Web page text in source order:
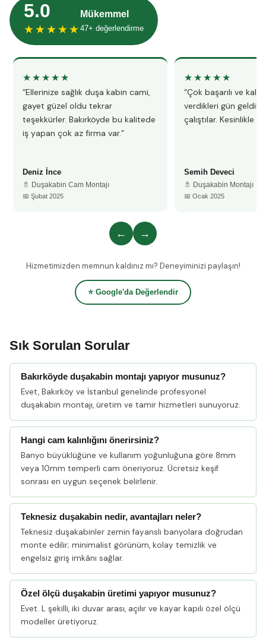
5.0
★★★★★
Mükemmel
47+ değerlendirme
★★★★★
“Ellerinize sağlık duşa kabin cami,
gayet güzel oldu tekrar
teşekkürler. Bakırköyde bu kalitede
iş yapan çok az firma var.”
Deniz İnce
🚿 Duşakabin Cam Montajı
📅 Şubat 2025
★★★★★
“Çok başarılı ve
verdikleri gün
çalıştılar. Kesinlikle
Semih Deveci
🚿 Duşakabin Montajı
📅 Ocak 2025
← →
Hizmetimizden memnun kaldınız mı? Deneyiminizi paylaşın!
⭐ Google'da Değerlendir
Sık Sorulan Sorular
Bakırköyde duşakabin montajı yapıyor musunuz?
Evet, Bakırköy ve İstanbul genelinde profesyonel
duşakabin montajı, üretim ve tamir hizmetleri sunuyoruz.
Hangi cam kalınlığını önerirsiniz?
Banyo büyüklüğüne ve kullanım yoğunluğuna göre 8mm
veya 10mm temperli cam öneriyoruz. Ücretsiz keşif
sonrası en uygun seçenek belirlenir.
Teknesiz duşakabin nedir, avantajları neler?
Teknesiz duşakabinler zemin fayanslı banyolara doğrudan
monte edilir; minimalist görünüm, kolay temizlik ve
engelsiz giriş imkânı sağlar.
Özel ölçü duşakabin üretimi yapıyor musunuz?
Evet. L şekilli, iki duvar arası, açılır ve kayar kapılı özel ölçü
modeller üretiyoruz.